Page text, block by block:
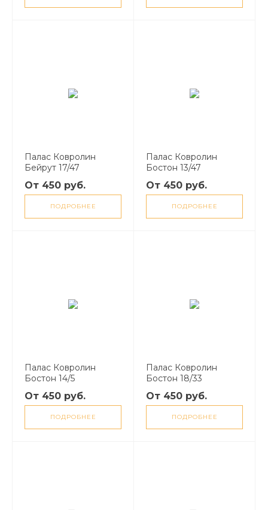
Палас Ковролин
Бейрут 17/47
От 450 руб.
ПОДРОБНЕЕ
Палас Ковролин
Бостон 13/47
От 450 руб.
ПОДРОБНЕЕ
Палас Ковролин
Бостон 14/5
От 450 руб.
ПОДРОБНЕЕ
Палас Ковролин
Бостон 18/33
От 450 руб.
ПОДРОБНЕЕ